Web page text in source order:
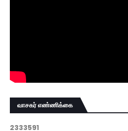
வாசகர் எண்ணிக்கை
2333591